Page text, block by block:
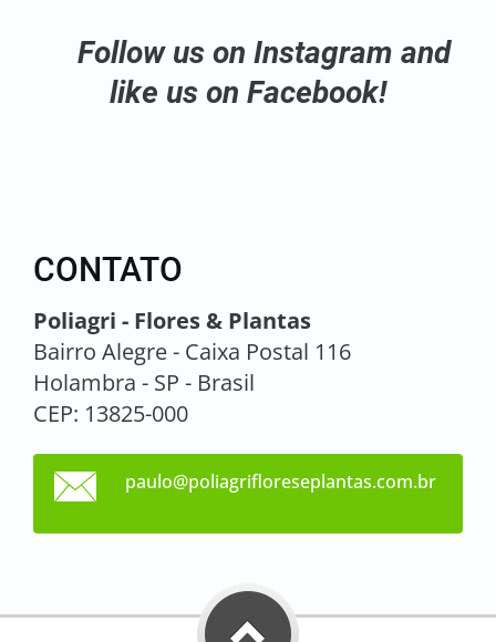
Follow us on Instagram and
like us on Facebook!
CONTATO
Poliagri - Flores & Plantas
Bairro Alegre - Caixa Postal 116
Holambra - SP - Brasil
CEP: 13825-000
paulo@poliagrifloreseplantas.com.br